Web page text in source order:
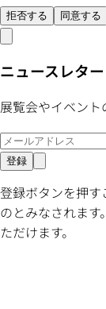
拒否する 同意する
ニュースレター
展覧会やイベン
登録
登録ボタンを押す
のとみなされま
ただけます。